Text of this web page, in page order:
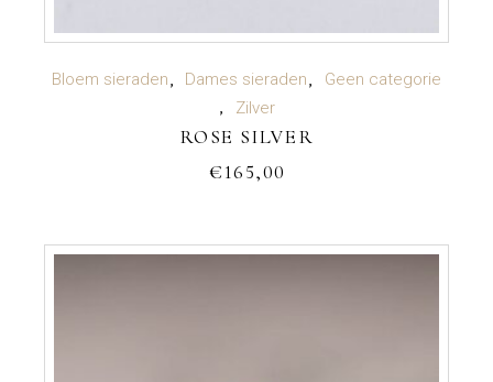
TOEVOEGEN AAN WINKELWAGEN
Bloem sieraden Dames sieraden
Geen categorie
Zilver
ROSE SILVER
€165,00